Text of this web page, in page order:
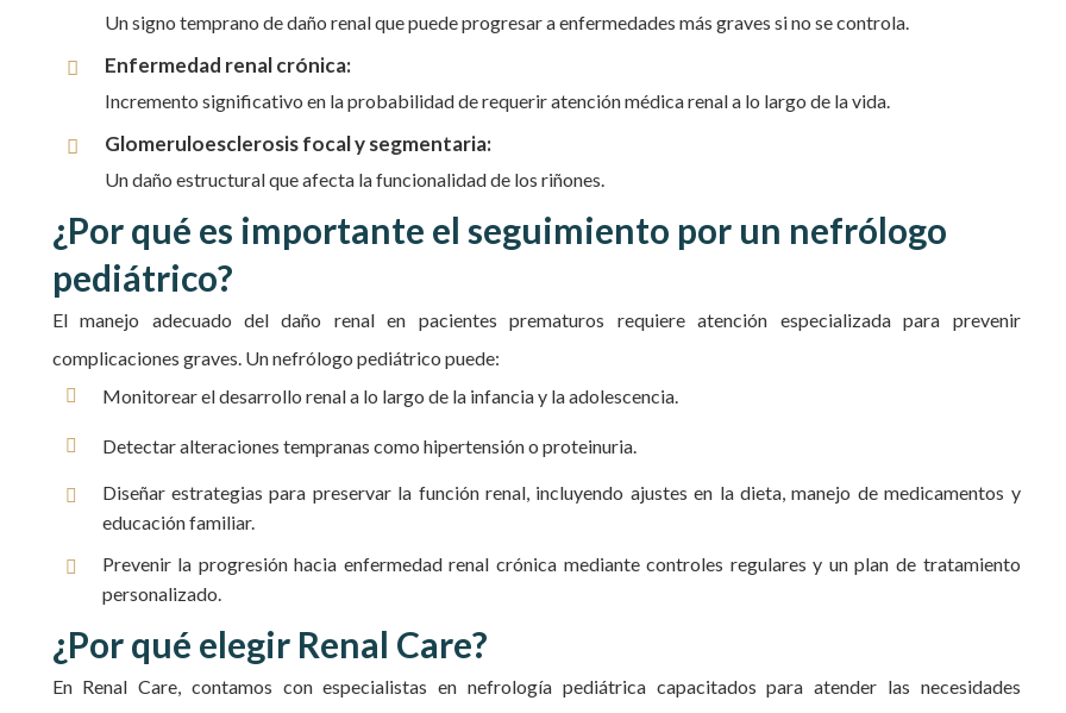
Un signo temprano de daño renal que puede progresar a enfermedades más graves si no se controla.
Enfermedad renal crónica:
Incremento significativo en la probabilidad de requerir atención médica renal a lo largo de la vida.
Glomeruloesclerosis focal y segmentaria:
Un daño estructural que afecta la funcionalidad de los riñones.
¿Por qué es importante el seguimiento por un nefrólogo
pediátrico?
El manejo adecuado del daño renal en pacientes prematuros requiere atención especializada para prevenir
complicaciones graves. Un nefrólogo pediátrico puede:
Monitorear el desarrollo renal a lo largo de la infancia y la adolescencia.
Detectar alteraciones tempranas como hipertensión o proteinuria.
Diseñar estrategias para preservar la función renal, incluyendo ajustes en la dieta, manejo de medicamentos y
educación familiar.
Prevenir la progresión hacia enfermedad renal crónica mediante controles regulares y un plan de tratamiento
personalizado.
¿Por qué elegir Renal Care?
En Renal Care, contamos con especialistas en nefrología pediátrica capacitados para atender las necesidades